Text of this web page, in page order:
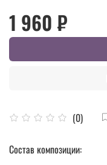
(0)
1 960 ₽
Состав композиции: